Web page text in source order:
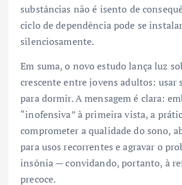
substâncias não é isento de
ciclo de dependência pode se instalar
silenciosamente.
Em suma, o novo estudo lança luz
crescente entre jovens adultos: usar
para dormir. A mensagem é clara:
“inofensiva” à primeira vista, a
comprometer a qualidade do sono,
para usos recorrentes e agravar o
insônia — convidando, portanto, à
precoce.